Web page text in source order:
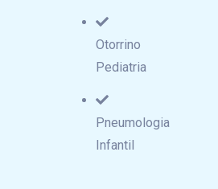
Otorrino
Pediatria
Pneumologia
Infantil